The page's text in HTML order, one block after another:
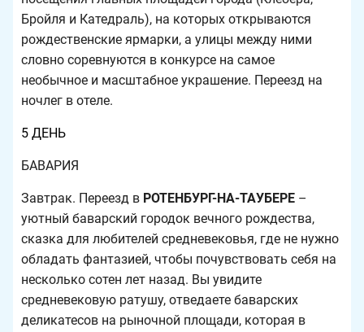
Бройля и Катедраль), на которых открываются
рождественские ярмарки, а улицы между ними
словно соревнуются в конкурсе на самое
необычное и масштабное украшение. Переезд на
ночлег в отеле.
5 ДЕНЬ
БАВАРИЯ
Завтрак. Переезд в РОТЕНБУРГ-НА-ТАУБЕРЕ –
уютный баварский городок вечного рождества,
сказка для любителей средневековья, где не нужно
обладать фантазией, чтобы почувствовать себя на
несколько сотен лет назад. Вы увидите
средневековую ратушу, отведаете баварских
деликатесов на рыночной площади, которая в